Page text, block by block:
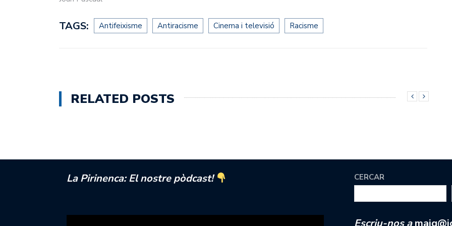
TAGS: Antifeixisme Antiracisme Cinema i televisió Racisme
RELATED POSTS
La Pirinenca: El nostre pòdcast! CERCAR